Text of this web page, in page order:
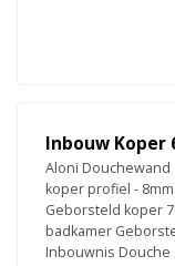
Inbouw Koper
Aloni Douchewand
koper profiel -
Geborsteld koper
badkamer
Inbouwnis Douche